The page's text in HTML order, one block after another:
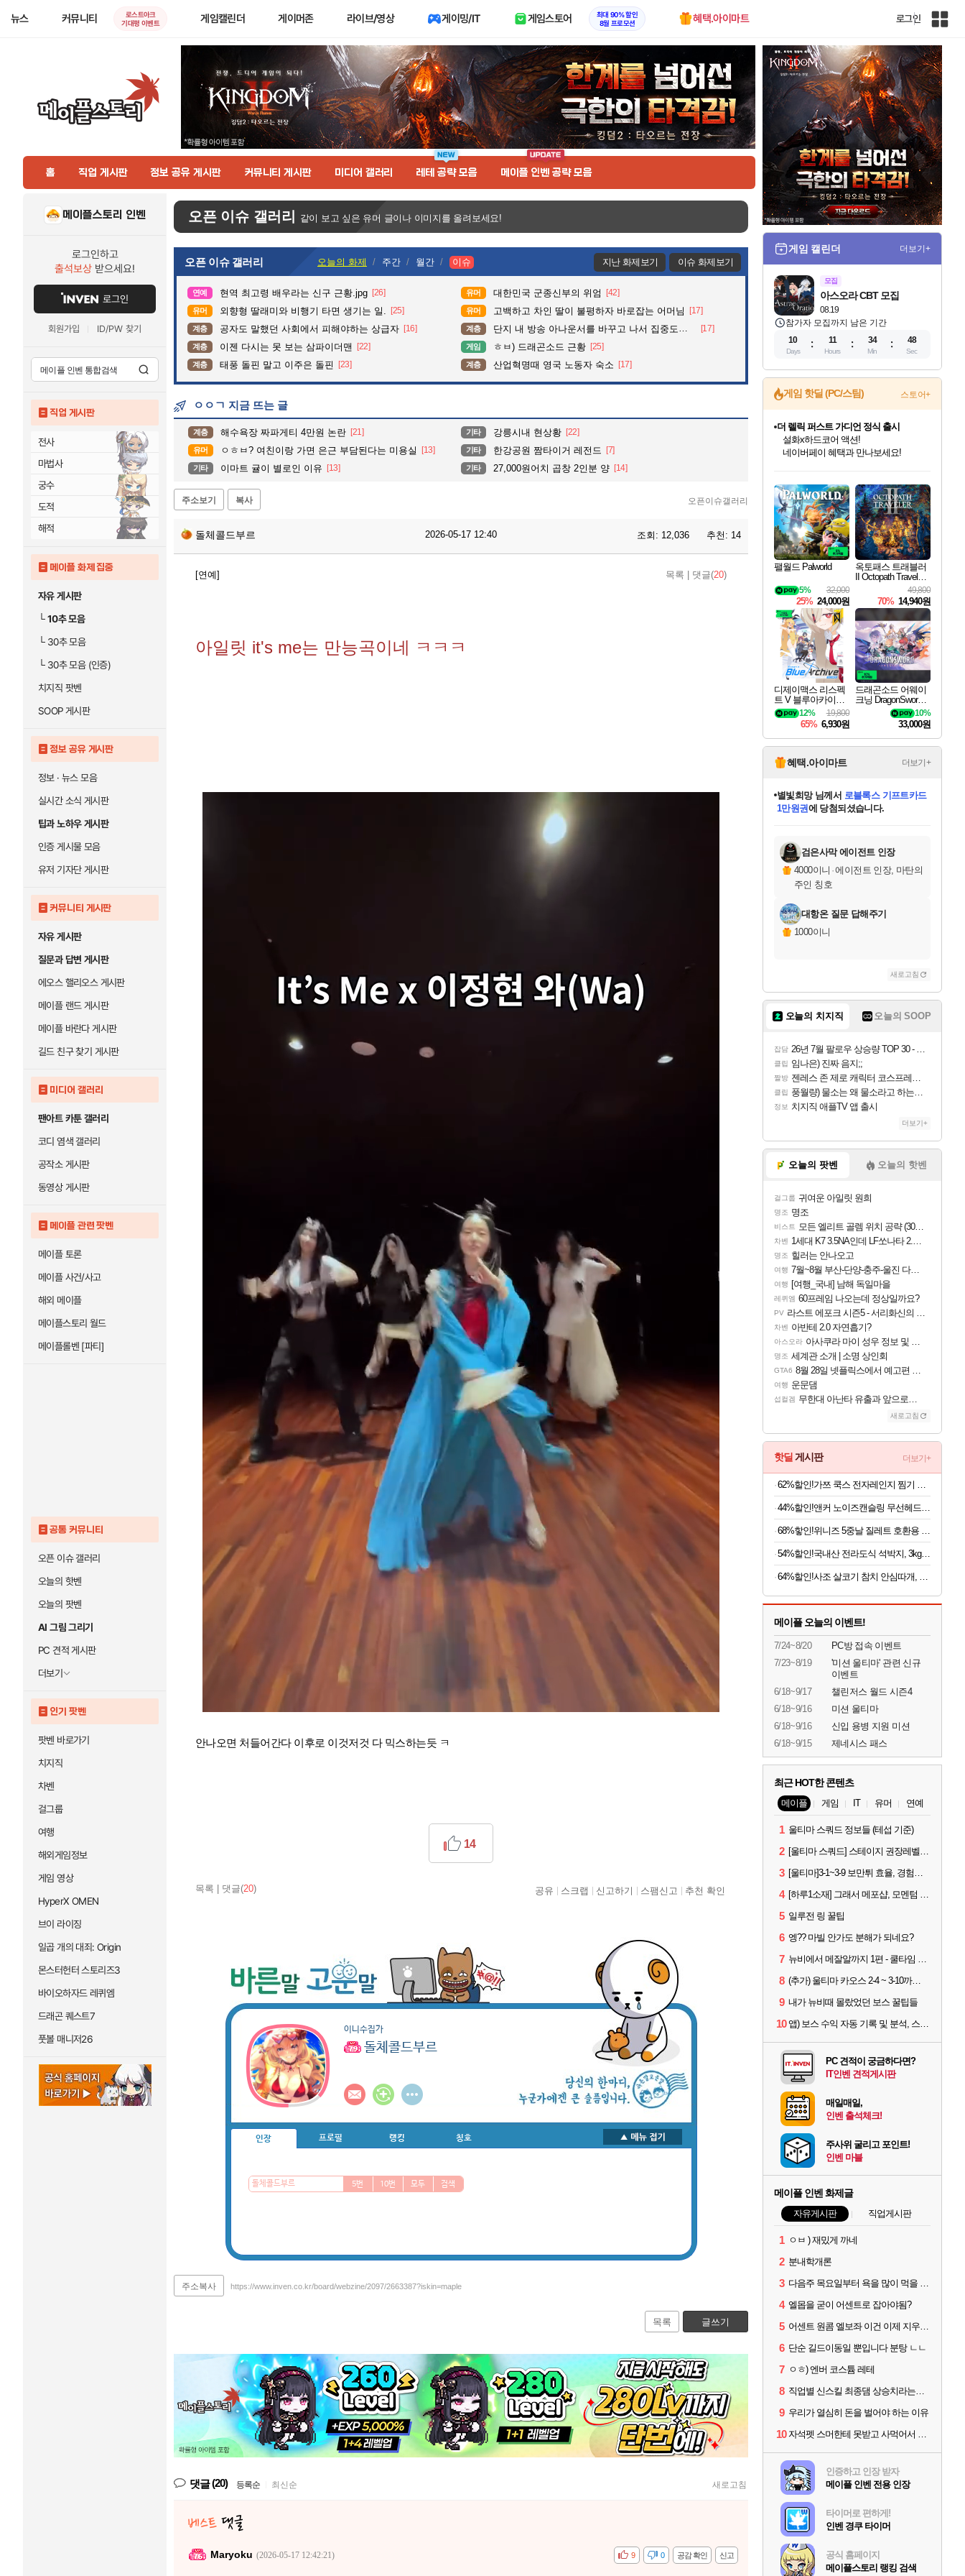
뉴스 커뮤니티
로스트아크
기대평 이벤트
게임캘린더 게이머존 라이브/영상 게이밍/IT 게임스토어
최대 90% 할인
8월 프로모션
혜택.아이마트 로그인
인
전
체
사
이
트
맵
홈 직업 게시판 정보 공유 게시판 커뮤니티 게시판 미디어 갤러리 레테 공략 모음 메이플 인벤 공략 모음
메이플스토리 인벤
로그인하고
출석보상 받으세요!
로그인
회원가입 ID/PW 찾기
직업 게시판
전사
마법사
궁수
도적
해적
메이플 화제 집중
자유 게시판
└10추 모음
└30추 모음
└30추 모음 (인증)
치지직 팟벤
SOOP 게시판
정보 공유 게시판
정보 · 뉴스 모음
실시간 소식 게시판
팁과 노하우 게시판
인증 게시물 모음
유저 기자단 게시판
커뮤니티 게시판
자유 게시판
질문과 답변 게시판
에오스 핼리오스 게시판
메이플 랜드 게시판
메이플 바란다 게시판
길드 친구 찾기 게시판
미디어 갤러리
팬아트 카툰 갤러리
코디 염색 갤러리
공작소 게시판
동영상 게시판
메이플 관련 팟벤
메이플 토론
메이플 사건/사고
해외 메이플
메이플스토리 월드
메이플롤벤 [파티]
공통 커뮤니티
오픈 이슈 갤러리
오늘의 핫벤
오늘의 팟벤
AI 그림 그리기
PC 견적 게시판
더보기
인기 팟벤
팟벤 바로가기
치지직
차벤
걸그룹
여행
해외게임정보
게임 영상
HyperX OMEN
브이 라이징
일곱 개의 대죄: Origin
몬스터헌터 스토리즈3
바이오하자드 레퀴엠
드래곤 퀘스트7
풋볼 매니저26
오픈 이슈 갤러리 같이 보고 싶은 유머 글이나 이미지를 올려보세요!
오픈 이슈 갤러리 오늘의 화제 주간 월간 이슈 지난 화제보기 이슈 화제보기
연예 현역 최고령 배우라는 신구 근황.jpg [26] 유머 대한민국 군종신부의 위엄 [42]
유머 외향형 딸래미와 비행기 타면 생기는 일. [25] 유머 고백하고 차인 딸이 불평하자 바로잡는 어머님 [17]
계층 공자도 말했던 사회에서 피해야하는 상급자 [16] 계층 단지 내 방송 아나운서를 바꾸고 나서 집중도가 확 올라갔다는 한 아파트의 안내방송 [17]
계층 이젠 다시는 못 보는 삼파이더맨 [22] 게임 ㅎㅂ) 드래곤소드 근황 [25]
계층 태풍 돌핀 말고 이주은 돌핀 [23] 계층 산업혁명때 영국 노동자 숙소 [17]
ㅇㅇㄱ 지금 뜨는 글
계층 해수욕장 짜파게티 4만원 논란 [21] 기타 강릉시내 현상황 [22]
유머 ㅇㅎㅂ? 여친이랑 가면 은근 부담된다는 미용실 [13] 기타 한강공원 짬타이거 레전드 [7]
기타 이마트 귤이 별로인 이유 [13] 기타 27,000원어치 곱창 2인분 양 [14]
주소보기 복사 오픈이슈갤러리
돌체콜드부르 2026-05-17 12:40 조회: 12,036 추천: 14
[연예] 목록 댓글(20)
아일릿 it's me는 만능곡이네 ㅋㅋㅋ
안나오면 처들어간다 이후로 이것저것 다 믹스하는듯 ㅋ
목록 댓글(20)
14
공유 스크랩 신고하기 스팸신고 추천 확인
이니수집가
돌체콜드부르
인장 프로필 랭킹 칭호
5번 10번 모두 검색
주소복사 https://www.inven.co.kr/board/webzine/2097/2663387?iskin=maple
목록 글쓰기
댓글(20) 등록순 최신순 새로고침
Maryoku (2026-05-17 12:42:21) 신고
공감 확인
비공감 0
9
게임 캘린더 더보기+
모집
08.19
아스오라 CBT 모집
참가자 모집까지 남은 기간
10
Days
11
Hours
34
Min
46
Sec
게임 핫딜 (PC/스팀) 스토어+
최대 90% 할인가를 만나보세요!
네이버혜택과 함께 만나보세요!
50%할인&추가 적립까지!
네이버 포인트 혜택까지!
이니&베니 혜택까지!
네이버 혜택가와 함께 예약하세요!
할인&네이버혜택으로 만나보세요!
더 렐릭 퍼스트 가디언 정식 출시
설화x하드코어 액션!
네이버페이 혜택과 만나보세요!
40주년 프로모션으로 만나보세요!
할인가에 만나보세요!
일부 에디션 상시 할인!
혜택으로 예약 판매 중
편안하게 충전하세요
팰월드 Palworld
32,000
5%
25% 24,000원
옥토패스 트래블러
II Octopath Traveler I
49,800
70% 14,940원
디제이맥스 리스펙
트 V 블루아카이브
팩 DJMAX RESPE
CT V Blue Archive P
ack DLC
19,800
12%
65% 6,930원
드래곤소드 어웨이
크닝 DragonSword A
10%
33,000원
혜택.아이마트 더보기+
교환.
당첨되셨습니다.
당첨되셨습니다.
당첨되셨습니다.
별빛희망님께서 로블록스 기프트카드
1만원권에 당첨되셨습니다.
당첨되셨습니다.
당첨되셨습니다.
당첨되셨습니다.
당첨되셨습니다.
에디션 (스팀코드)를 교환.
당첨되셨습니다.
검은사막 에이전트 인장
4000이니 ·에이전트 인장, 마탄의
주인 칭호
대항온 질문 답해주기
1000이니
새로고침
오늘의 치지직 오늘의 SOOP
잡담 26년 7월 팔로우 상승량 TOP 30 - 월간 치지직
클립 임나은) 진짜 음지;;
짤방 젠레스 존 제로 캐릭터 코스프레한 꽁주
클립 풍월량) 물소는 왜 물소라고 하는거야? 아! 그만 ㅋㅋ
정보 치지직 애플TV 앱 출시
더보기+
오늘의 팟벤 오늘의 핫벤
걸그룹 귀여운 아일릿 원희
명조 명조
비스트 모든 엘리트 골렘 위치 공략 (30개) - 방랑 결투가
차벤 1세대 K7 3.5NA인데 LF쏘나타 2.0NA 기변하면 유류비 절약이 얼마나 될까요..?
명조 힐러는 안나오고
여행 7월~8월 부산-단양-충주-울진 다녀왔어요~
여행 [여행_국내] 남해 독일마을
레퀴엠 60프레임 나오는데 정상일까요?
PV 라스트 에포크 시즌5 - 서리화신의 분노 티저
차벤 아반테 2.0 자연흡기?
아스오라 아사쿠라 마이 성우 정보 및 주요 필모
명조 세계관 소개 | 소명 상인회
GTA6 8월 28일 넷플릭스에서 예고편 공개 예정
여행 운문댐
섭컬겜 무한대 아난타 유출과 앞으로의 예상 (루머)
새로고침
핫딜 게시판 더보기+
54%할인!국내산 전라도식 석박지, 3kg, 1개
64%할인!사조 살코기 참치 안심따개, 85g, 10개
메이플 오늘의 이벤트!
7/24~8/20
PC방 접속 이벤트
7/23~8/19
'미션 울티마' 관련 신규
이벤트
6/18~9/17
챌린저스 월드 시즌4
6/18~9/16
미션 울티마
6/18~9/16
신입 용병 지원 미션
6/18~9/15
제네시스 패스
최근 HOT한 콘텐츠
메이플 게임 IT 유머 연예
1 울티마 스쿼드 정보들 (테섭 기준)
2 [울티마 스쿼드] 스테이지 권장레벨, 잠재옵션표, 스킬퍼뎀, 장비 리스트 및 능력치 공유
3 [울티마]3-1~3-9 보만튀 효율, 경험치 공략 및 소소한 컨트롤 팁
4 [하루1소재] 그래서 메포샵, 모멘텀 효율 얼마나 좋음?
5 일루전 링 꿀팁
6 엥?? 마빌 안가도 분해가 되네요?
7 뉴비에서 메잘알까지 1편 - 쿨타임 시스템
8 (추가) 울티마 카오스 2-4 ~ 3-10까지 공략 스펙 및 팁 공유
9 내가 뉴비때 몰랐었던 보스 꿀팁들
10 앱) 보스 수익 자동 기록 및 분석, 스케줄러 알림
PC 견적이 궁금하다면?
IT인벤 견적게시판
매일매일,
인벤 출석체크!
주사위 굴리고 포인트!
인벤 마블
메이플 인벤 화제글
자유게시판 직업게시판
1 ㅇㅂ ) 재밌게 까네
2 분내학개론
3 다음주 목요일부터 욕을 많이 먹을 거 같은 기분이 들어
4 엘몹을 굳이 어센트로 잡아야됨?
5 어센트 원콤 엘보좌 이건 이제 지우셔야할듯
6 단순 길드이동일 뿐입니다 분탕 ㄴㄴ
7 ㅇㅎ) 엔버 코스튬 레테
8 직업별 신스킬 최종댐 상승치라는데 이거 진짜임?
9 우리가 열심히 돈을 벌어야 하는 이유
10 자석펫 스머한테 못받고 사먹어서 긁힘?
인증하고 인장 받자
메이플 인벤 전용 인장
타이머로 편하게!
인벤 경쿠 타이머
공식 홈페이지
메이플스토리 랭킹 검색